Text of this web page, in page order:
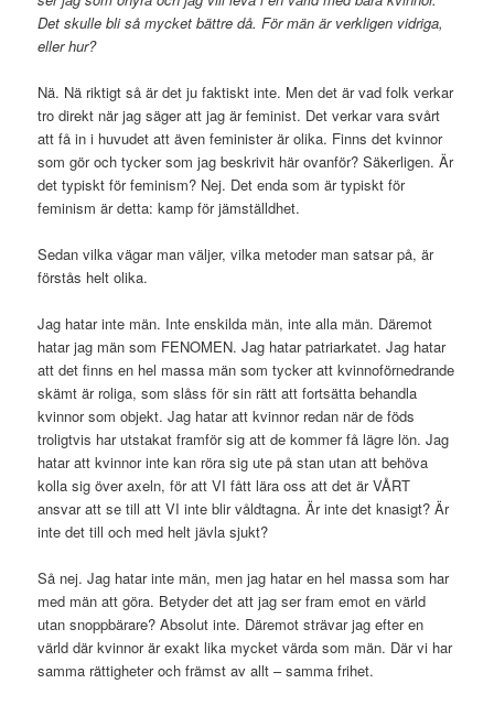
Det skulle bli så mycket bättre då. För män är verkligen vidriga,
eller hur?
Nä. Nä riktigt så är det ju faktiskt inte. Men det är vad folk verkar
tro direkt när jag säger att jag är feminist. Det verkar vara svårt
att få in i huvudet att även feminister är olika. Finns det kvinnor
som gör och tycker som jag beskrivit här ovanför? Säkerligen. Är
det typiskt för feminism? Nej. Det enda som är typiskt för
feminism är detta: kamp för jämställdhet.
Sedan vilka vägar man väljer, vilka metoder man satsar på, är
förstås helt olika.
Jag hatar inte män. Inte enskilda män, inte alla män. Däremot
hatar jag män som FENOMEN. Jag hatar patriarkatet. Jag hatar
att det finns en hel massa män som tycker att kvinnoförnedrande
skämt är roliga, som slåss för sin rätt att fortsätta behandla
kvinnor som objekt. Jag hatar att kvinnor redan när de föds
troligtvis har utstakat framför sig att de kommer få lägre lön. Jag
hatar att kvinnor inte kan röra sig ute på stan utan att behöva
kolla sig över axeln, för att VI fått lära oss att det är VÅRT
ansvar att se till att VI inte blir våldtagna. Är inte det knasigt? Är
inte det till och med helt jävla sjukt?
Så nej. Jag hatar inte män, men jag hatar en hel massa som har
med män att göra. Betyder det att jag ser fram emot en värld
utan snoppbärare? Absolut inte. Däremot strävar jag efter en
värld där kvinnor är exakt lika mycket värda som män. Där vi har
samma rättigheter och främst av allt – samma frihet.